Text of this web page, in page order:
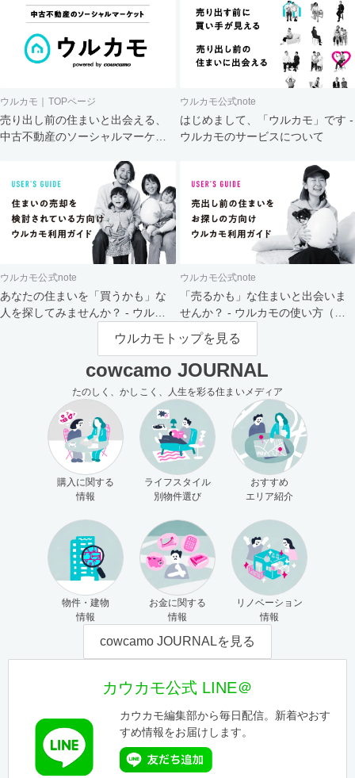
ウルカモ｜TOPページ
売り出し前の住まいと出会える、
中古不動産のソーシャルマーケッ
ウルカモ公式note
はじめまして、「ウルカモ」です -
ウルカモのサービスについて
ウルカモ公式note
あなたの住まいを「買うかも」な
人を探してみませんか？ - ウルカ
ウルカモ公式note
「売るかも」な住まいと出会いま
せんか？ - ウルカモの使い方（買
主さま向け）
ウルカモトップを見る
cowcamo JOURNAL
たのしく、かしこく、人生を彩る住まいメディア
購入に関する
情報
ライフスタイル
別物件選び
おすすめ
エリア紹介
物件・建物
情報
お金に関する
情報
リノベーション
情報
cowcamo JOURNALを見る
カウカモ公式 LINE＠
カウカモ編集部から毎日配信。新着やおす
すめ情報をお届けします。